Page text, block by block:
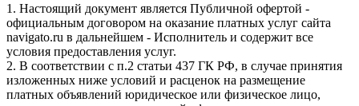
1. Настоящий документ является Публичной офертой -
официальным договором на оказание платных услуг сайта
navigato.ru в дальнейшем - Исполнитель и содержит все
условия предоставления услуг.
2. В соответствии с п.2 статьи 437 ГК РФ, в случае принятия
изложенных ниже условий и расценок на размещение
платных объявлений юридическое или физическое лицо,